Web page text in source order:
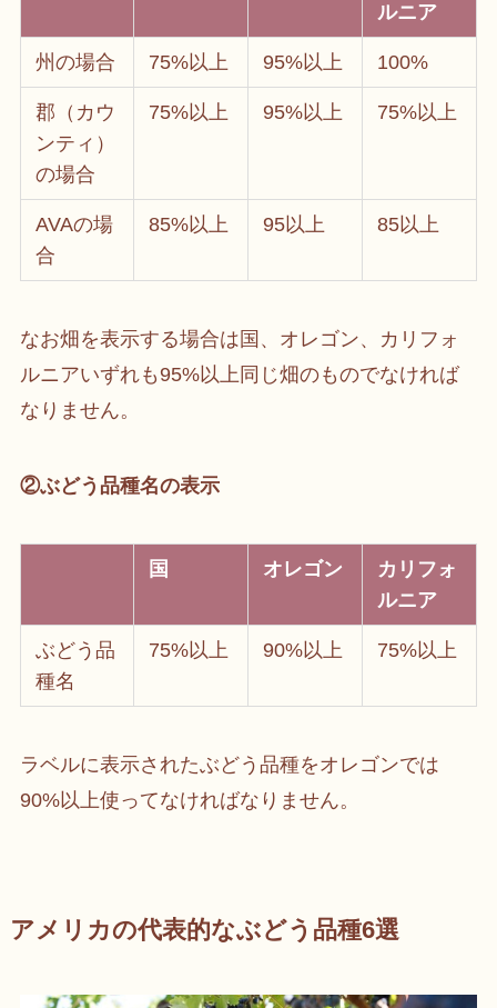
ルニア
州の場合 75%以上 95%以上 100%
郡（カウ
ンティ）
の場合
75%以上 95%以上 75%以上
AVAの場
合
85%以上 95以上 85以上
なお畑を表示する場合は国、オレゴン、カリフォ
ルニアいずれも95%以上同じ畑のものでなければ
なりません。
②ぶどう品種名の表示
国 オレゴン
カリフォ
ルニア
ぶどう品
種名
75%以上 90%以上 75%以上
ラベルに表示されたぶどう品種をオレゴンでは
90%以上使ってなければなりません。
アメリカの代表的なぶどう品種6選